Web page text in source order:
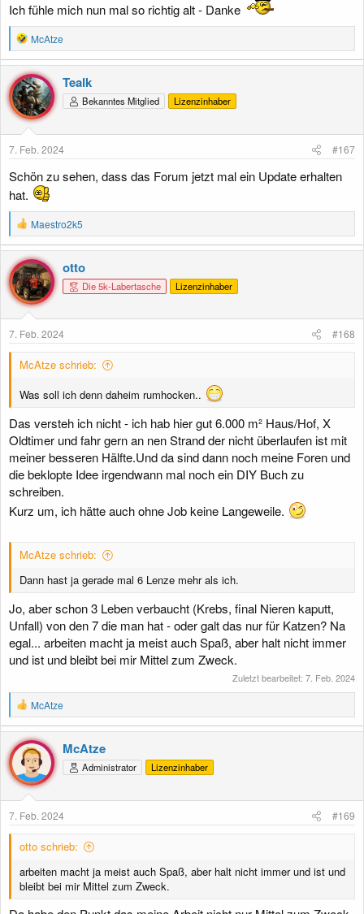
Ich fühle mich nun mal so richtig alt - Danke
R
e
a
k
t
i
o
n
n
McAtze
Tealk
Bekanntes Mitglied Lizenzinhaber
7. Feb. 2024 #167
Schön zu sehen, dass das Forum jetzt mal ein Update erhalten
hat.
R
e
a
k
t
i
o
n
n
Maestro2k5
otto
Die 5k-Labertasche Lizenzinhaber
7. Feb. 2024 #168
McAtze schrieb:
Was soll ich denn daheim rumhocken..
Das versteh ich nicht - ich hab hier gut 6.000 m² Haus/Hof, X
Oldtimer und fahr gern an nen Strand der nicht überlaufen ist mit
meiner besseren Hälfte.Und da sind dann noch meine Foren und
die beklopte Idee irgendwann mal noch ein DIY Buch zu
schreiben.
Kurz um, ich hätte auch ohne Job keine Langeweile.
McAtze schrieb:
Dann hast ja gerade mal 6 Lenze mehr als ich.
Jo, aber schon 3 Leben verbaucht (Krebs, final Nieren kaputt,
Unfall) von den 7 die man hat - oder galt das nur für Katzen? Na
egal... arbeiten macht ja meist auch Spaß, aber halt nicht immer
und ist und bleibt bei mir Mittel zum Zweck.
Zuletzt bearbeitet: 7. Feb. 2024
R
e
a
k
t
i
o
n
n
McAtze
McAtze
Administrator Lizenzinhaber
7. Feb. 2024 #169
otto schrieb:
arbeiten macht ja meist auch Spaß, aber halt nicht immer und ist und
bleibt bei mir Mittel zum Zweck.